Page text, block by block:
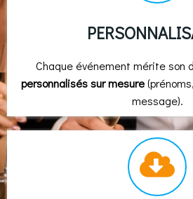
Chaque événement mérite son
personnalisés sur mesure
message).